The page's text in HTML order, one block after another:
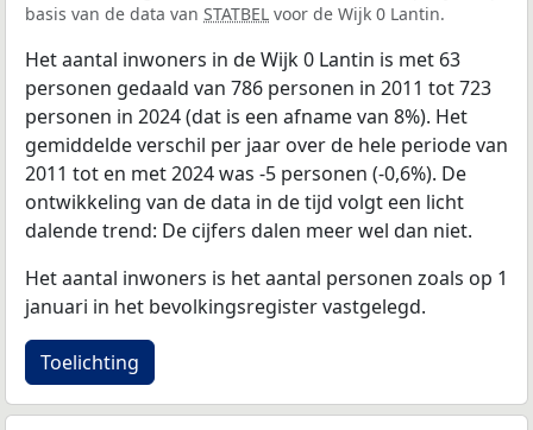
basis van de data van STATBEL voor de Wijk 0 Lantin.
Het aantal inwoners in de Wijk 0 Lantin is met 63
personen gedaald van 786 personen in 2011 tot 723
personen in 2024 (dat is een afname van 8%). Het
gemiddelde verschil per jaar over de hele periode van
2011 tot en met 2024 was -5 personen (-0,6%). De
ontwikkeling van de data in de tijd volgt een licht
dalende trend: De cijfers dalen meer wel dan niet.
Het aantal inwoners is het aantal personen zoals op 1
januari in het bevolkingsregister vastgelegd.
Toelichting